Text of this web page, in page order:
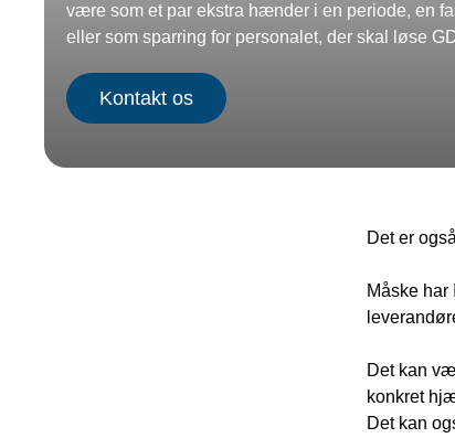
være som et par ekstra hænder i en periode, en
eller som sparring for personalet, der skal løse
Kontakt os
Det er
Måske
Det kan
konkret
Det kan